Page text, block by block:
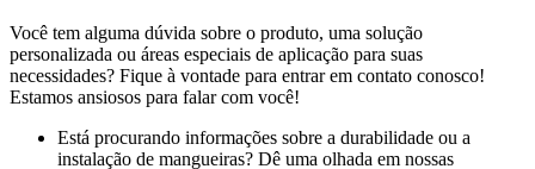
Você tem alguma dúvida sobre o produto, uma solução
personalizada ou áreas especiais de aplicação para suas
necessidades? Fique à vontade para entrar em contato conosco!
Estamos ansiosos para falar com você!
Está procurando informações sobre a durabilidade ou a
instalação de mangueiras? Dê uma olhada em nossas